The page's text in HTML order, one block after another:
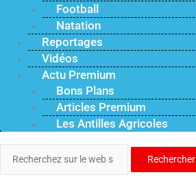
Football
Natation
Reportages
Vidéos
Actu Premium
Bons Plans
Articles Premium
Les Antilles Agricoles
Rechercher